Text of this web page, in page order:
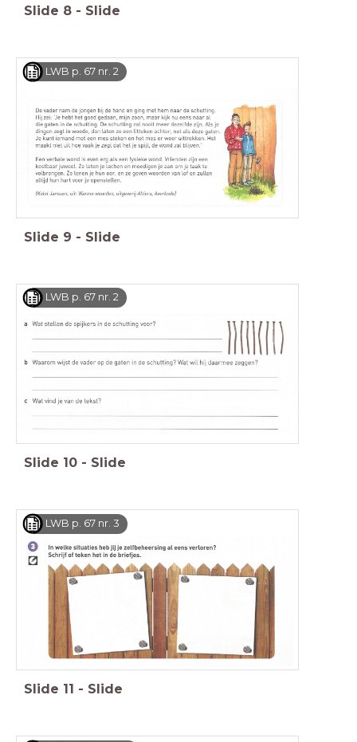
Slide 8 - Slide
LWB p. 67 nr. 2
Slide 9 - Slide
LWB p. 67 nr. 2
Slide 10 - Slide
LWB p. 67 nr. 3
Slide 11 - Slide